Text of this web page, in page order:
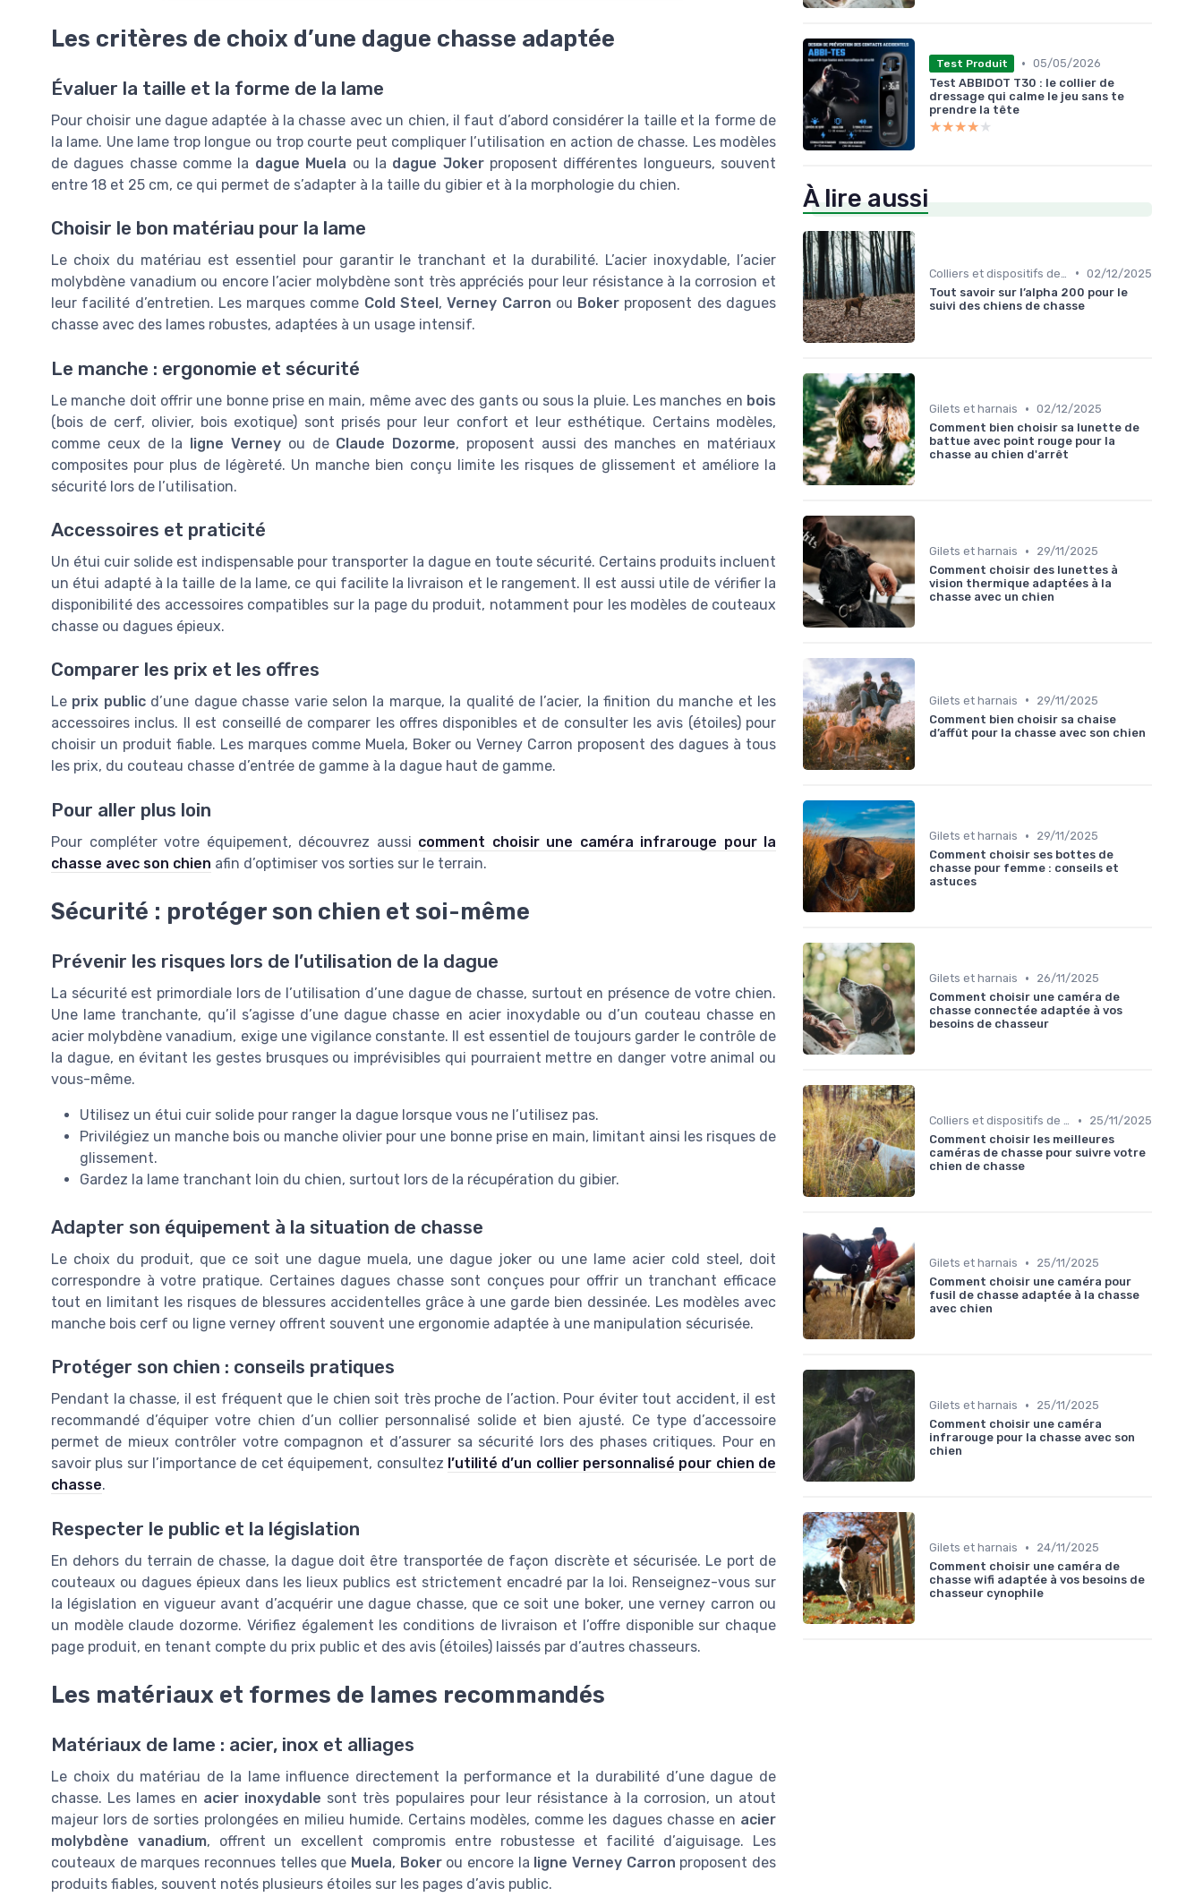
Les critères de choix d’une dague chasse adaptée
Évaluer la taille et la forme de la lame
Pour choisir une dague adaptée à la chasse avec un chien, il faut d’abord considérer la taille et la forme de
la lame. Une lame trop longue ou trop courte peut compliquer l’utilisation en action de chasse. Les modèles
de dagues chasse comme la dague Muela ou la dague Jokerproposent différentes longueurs, souvent
entre 18 et 25 cm, ce qui permet de s’adapter à la taille du gibier et à la morphologie du chien.
Choisir le bon matériau pour la lame
Le choix du matériau est essentiel pour garantir le tranchant et la durabilité. L’acier inoxydable, l’acier
molybdène vanadium ou encore l’acier molybdène sont très appréciés pour leur résistance à la corrosion et
leur facilité d’entretien. Les marques comme Cold Steel ,Verney Carron ou Boker proposent des dagues
chasse avec des lames robustes, adaptées à un usage intensif.
Le manche : ergonomie et sécurité
Le manche doit offrir une bonne prise en main, même avec des gants ou sous la pluie. Les manches en bois
(bois de cerf, olivier, bois exotique) sont prisés pour leur confort et leur esthétique. Certains modèles,
comme ceux de la ligne Verney ou de Claude Dozorme, proposent aussi des manches en matériaux
composites pour plus de légèreté. Un manche bien conçu limite les risques de glissement et améliore la
sécurité lors de l’utilisation.
Accessoires et praticité
Un étui cuir solide est indispensable pour transporter la dague en toute sécurité. Certains produits incluent
un étui adapté à la taille de la lame, ce qui facilite la livraison et le rangement. Il est aussi utile de vérifier la
disponibilité des accessoires compatibles sur la page du produit, notamment pour les modèles de couteaux
chasse ou dagues épieux.
Comparer les prix et les offres
Le prix publicd’une dague chasse varie selon la marque, la qualité de l’acier, la finition du manche et les
accessoires inclus. Il est conseillé de comparer les offres disponibles et de consulter les avis (étoiles) pour
choisir un produit fiable. Les marques comme Muela, Boker ou Verney Carron proposent des dagues à tous
les prix, du couteau chasse d’entrée de gamme à la dague haut de gamme.
Pour aller plus loin
Pour compléter votre équipement, découvrez aussi comment choisir une caméra infrarouge pour la
chasse avec son chien afin d’optimiser vos sorties sur le terrain.
Sécurité : protéger son chien et soi-même
Prévenir les risques lors de l’utilisation de la dague
La sécurité est primordiale lors de l’utilisation d’une dague de chasse, surtout en présence de votre chien.
Une lame tranchante, qu’il s’agisse d’une dague chasse en acier inoxydable ou d’un couteau chasse en
acier molybdène vanadium, exige une vigilance constante. Il est essentiel de toujours garder le contrôle de
la dague, en évitant les gestes brusques ou imprévisibles qui pourraient mettre en danger votre animal ou
vous-même.
Utilisez un étui cuir solide pour ranger la dague lorsque vous ne l’utilisez pas.
Privilégiez un manche bois ou manche olivier pour une bonne prise en main, limitant ainsi les risques de
glissement.
Gardez la lame tranchant loin du chien, surtout lors de la récupération du gibier.
Adapter son équipement à la situation de chasse
Le choix du produit, que ce soit une dague muela, une dague joker ou une lame acier cold steel, doit
correspondre à votre pratique. Certaines dagues chasse sont conçues pour offrir un tranchant efficace
tout en limitant les risques de blessures accidentelles grâce à une garde bien dessinée. Les modèles avec
manche bois cerf ou ligne verney offrent souvent une ergonomie adaptée à une manipulation sécurisée.
Protéger son chien : conseils pratiques
Pendant la chasse, il est fréquent que le chien soit très proche de l’action. Pour éviter tout accident, il est
recommandé d’équiper votre chien d’un collier personnalisé solide et bien ajusté. Ce type d’accessoire
permet de mieux contrôler votre compagnon et d’assurer sa sécurité lors des phases critiques. Pour en
savoir plus sur l’importance de cet équipement, consultez l’utilité d’un collier personnalisé pour chien de
chasse.
Respecter le public et la législation
En dehors du terrain de chasse, la dague doit être transportée de façon discrète et sécurisée. Le port de
couteaux ou dagues épieux dans les lieux publics est strictement encadré par la loi. Renseignez-vous sur
la législation en vigueur avant d’acquérir une dague chasse, que ce soit une boker, une verney carron ou
un modèle claude dozorme. Vérifiez également les conditions de livraison et l’offre disponible sur chaque
page produit, en tenant compte du prix public et des avis (étoiles) laissés par d’autres chasseurs.
Les matériaux et formes de lames recommandés
Matériaux de lame : acier, inox et alliages
Le choix du matériau de la lame influence directement la performance et la durabilité d’une dague de
chasse. Les lames en acier inoxydable sont très populaires pour leur résistance à la corrosion, un atout
majeur lors de sorties prolongées en milieu humide. Certains modèles, comme les dagues chasse en acier
molybdène vanadium, offrent un excellent compromis entre robustesse et facilité d’aiguisage. Les
couteaux de marques reconnues telles que Muela, Bokerou encore la ligne Verney Carron proposent des
produits fiables, souvent notés plusieurs étoiles sur les pages d’avis public.
Test Produit • 05/05/2026
Test ABBIDOT T30 : le collier de
dressage qui calme le jeu sans te
prendre la tête
★★★★★
★★★★★
À lire aussi
• 02/12/2025
Tout savoir sur l’alpha 200 pour le
suivi des chiens de chasse
Gilets et harnais • 02/12/2025
Comment bien choisir sa lunette de
battue avec point rouge pour la
chasse au chien d'arrêt
Gilets et harnais •
29/11/2025
Comment choisir des lunettes à
vision thermique adaptées à la
chasse avec un chien
Gilets et harnais •
29/11/2025
Comment bien choisir sa chaise
d’affût pour la chasse avec son chien
Gilets et harnais •
29/11/2025
Comment choisir ses bottes de
chasse pour femme : conseils et
astuces
Gilets et harnais •
26/11/2025
Comment choisir une caméra de
chasse connectée adaptée à vos
besoins de chasseur
Colliers et dispositifs de suivi •
25/11/2025
Comment choisir les meilleures
caméras de chasse pour suivre votre
chien de chasse
Gilets et harnais •
25/11/2025
Comment choisir une caméra pour
fusil de chasse adaptée à la chasse
avec chien
Gilets et harnais •
25/11/2025
Comment choisir une caméra
infrarouge pour la chasse avec son
chien
Gilets et harnais •
24/11/2025
Comment choisir une caméra de
chasse wifi adaptée à vos besoins de
chasseur cynophile